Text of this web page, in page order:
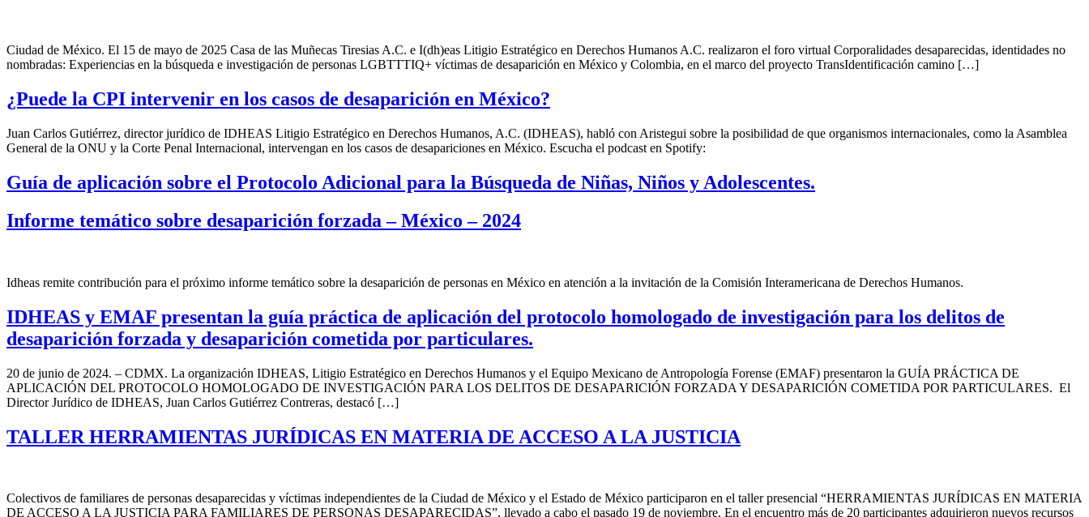
Ciudad de México. El 15 de mayo de 2025 Casa de las Muñecas Tiresias A.C. e I(dh)eas Litigio Estratégico en Derechos Humanos A.C. realizaron el foro virtual Corporalidades desaparecidas, identidades no
nombradas: Experiencias en la búsqueda e investigación de personas LGBTTTIQ+ víctimas de desaparición en México y Colombia, en el marco del proyecto TransIdentificación camino […]
¿Puede la CPI intervenir en los casos de desaparición en México?
Juan Carlos Gutiérrez, director jurídico de IDHEAS Litigio Estratégico en Derechos Humanos, A.C. (IDHEAS), habló con Aristegui sobre la posibilidad de que organismos internacionales, como la Asamblea
General de la ONU y la Corte Penal Internacional, intervengan en los casos de desapariciones en México. Escucha el podcast en Spotify:
Guía de aplicación sobre el Protocolo Adicional para la Búsqueda de Niñas, Niños y Adolescentes.
Informe temático sobre desaparición forzada – México – 2024
Idheas remite contribución para el próximo informe temático sobre la desaparición de personas en México en atención a la invitación de la Comisión Interamericana de Derechos Humanos.
IDHEAS y EMAF presentan la guía práctica de aplicación del protocolo homologado de investigación para los delitos de
desaparición forzada y desaparición cometida por particulares.
20 de junio de 2024. – CDMX. La organización IDHEAS, Litigio Estratégico en Derechos Humanos y el Equipo Mexicano de Antropología Forense (EMAF) presentaron la GUÍA PRÁCTICA DE
APLICACIÓN DEL PROTOCOLO HOMOLOGADO DE INVESTIGACIÓN PARA LOS DELITOS DE DESAPARICIÓN FORZADA Y DESAPARICIÓN COMETIDA POR PARTICULARES. El
Director Jurídico de IDHEAS, Juan Carlos Gutiérrez Contreras, destacó […]
TALLER HERRAMIENTAS JURÍDICAS EN MATERIA DE ACCESO A LA JUSTICIA
Colectivos de familiares de personas desaparecidas y víctimas independientes de la Ciudad de México y el Estado de México participaron en el taller presencial “HERRAMIENTAS JURÍDICAS EN MATERIA
DE ACCESO A LA JUSTICIA PARA FAMILIARES DE PERSONAS DESAPARECIDAS”, llevado a cabo el pasado 19 de noviembre. En el encuentro más de 20 participantes adquirieron nuevos recursos